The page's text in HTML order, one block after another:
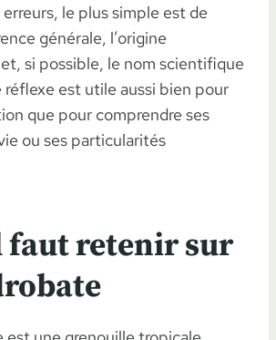
le plus simple est de
générale, l’origine
si possible, le nom scientifique
réflexe est utile aussi bien pour
que pour comprendre ses
ou ses particularités
faut retenir sur